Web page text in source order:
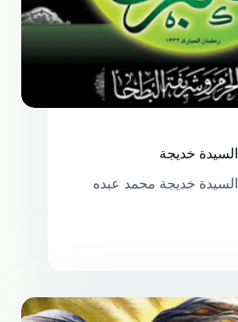
خديجة
خديجة محمد عبده